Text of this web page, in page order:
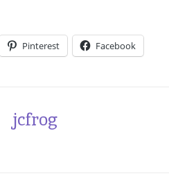
Pinterest Facebook
jcfrog